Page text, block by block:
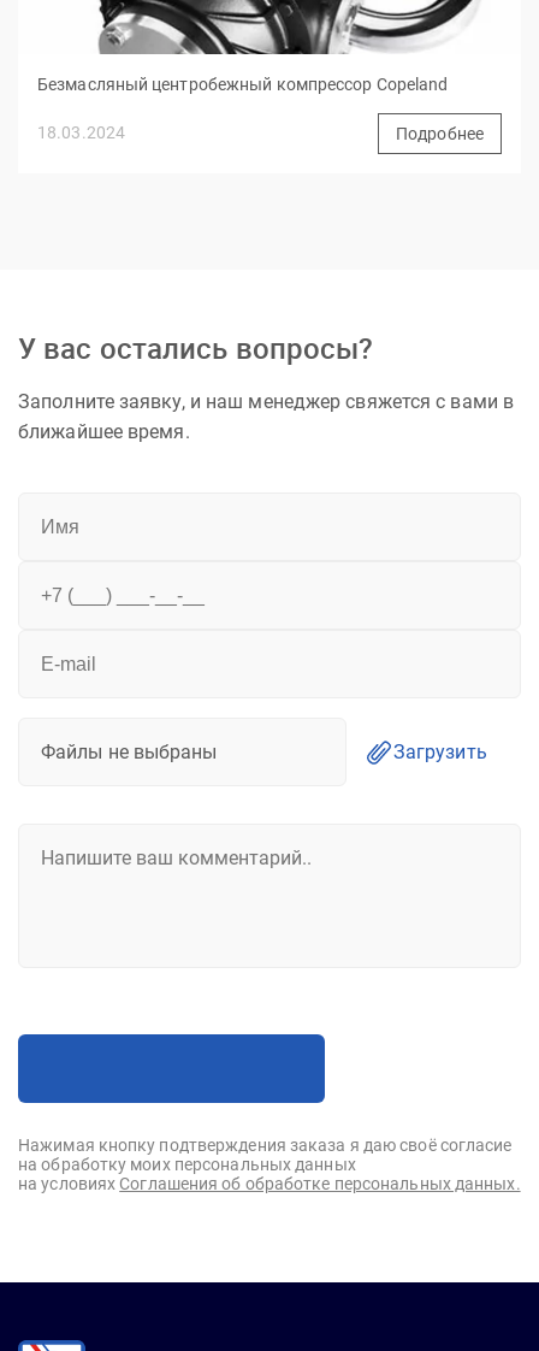
Безмасляный центробежный компрессор Copeland
18.03.2024 Подробнее
У вас остались вопросы?
Заполните заявку, и наш менеджер свяжется с вами в
ближайшее время.
Файлы не выбраны Загрузить
Нажимая кнопку подтверждения заказа я даю своё согласие
на обработку моих персональных данных
на условиях Соглашения об обработке персональных данных.